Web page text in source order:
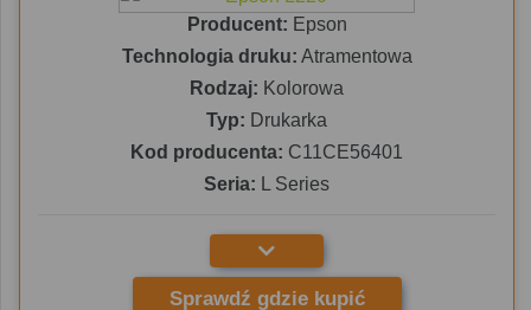
Producent: Epson
Technologia druku: Atramentowa
Rodzaj: Kolorowa
Typ: Drukarka
Kod producenta: C11CE56401
Seria: L Series
Sprawdź gdzie kupić